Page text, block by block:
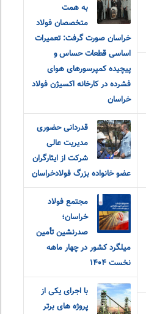
به همت
متخصصان فولاد
خراسان صورت گرفت: تعمیرات
اساسی قطعات حساس و
پیچیده کمپرسورهای هوای
فشرده در کارخانه اکسیژن فولاد
خراسان
قدردانی حضوری
مدیریت عالی
شرکت از ایثارگران
عضو خانواده‌ بزرگ‌ فولادخراسان
مجتمع فولاد
خراسان؛
صدرنشین تأمین
میلگرد کشور در چهار ماهه
نخست ۱۴۰۴
با اجرای یکی از
پروژه های برتر